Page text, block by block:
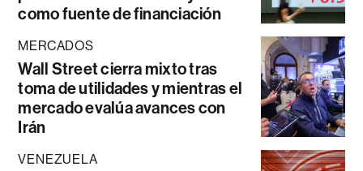
como fuente de financiación
MERCADOS
Wall Street cierra mixto tras
toma de utilidades y mientras el
mercado evalúa avances con
Irán
VENEZUELA